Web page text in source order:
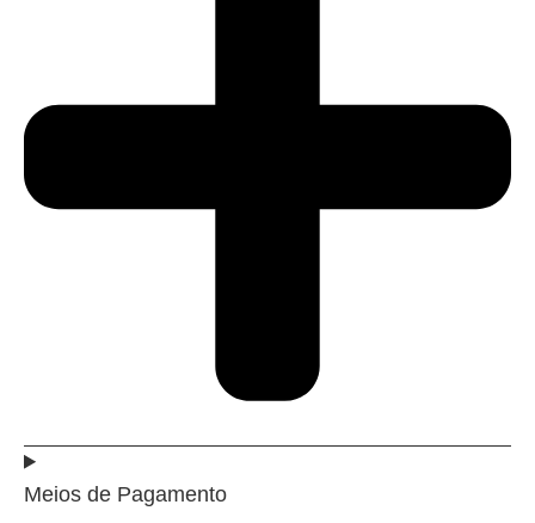
Meios de Pagamento